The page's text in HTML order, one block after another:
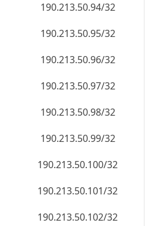
190.213.50.94/32
190.213.50.95/32
190.213.50.96/32
190.213.50.97/32
190.213.50.98/32
190.213.50.99/32
190.213.50.100/32
190.213.50.101/32
190.213.50.102/32